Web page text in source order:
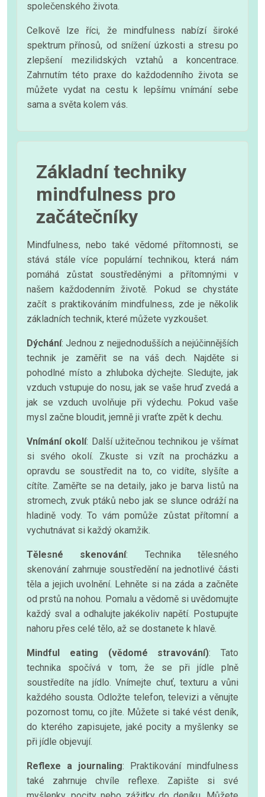
společenského života.
Celkově lze říci, že mindfulness nabízí široké
spektrum přínosů, od snížení úzkosti a stresu po
zlepšení mezilidských vztahů a koncentrace.
Zahrnutím této praxe do každodenního života se
můžete vydat na cestu k lepšímu vnímání sebe
sama a světa kolem vás.
Základní techniky
mindfulness pro
začátečníky
Mindfulness, nebo také vědomé přítomnosti, se
stává stále více populární technikou, která nám
pomáhá zůstat soustředěnými a přítomnými v
našem každodenním životě. Pokud se chystáte
začít s praktikováním mindfulness, zde je několik
základních technik, které můžete vyzkoušet.
Dýchání: Jednou z nejjednodušších a nejúčinnějších
technik je zaměřit se na váš dech. Najděte si
pohodlné místo a zhluboka dýchejte. Sledujte, jak
vzduch vstupuje do nosu, jak se vaše hruď zvedá a
jak se vzduch uvolňuje při výdechu. Pokud vaše
mysl začne bloudit, jemně ji vraťte zpět k dechu.
Vnímání okolí: Další užitečnou technikou je všímat
si svého okolí. Zkuste si vzít na procházku a
opravdu se soustředit na to, co vidíte, slyšíte a
cítíte. Zaměřte se na detaily, jako je barva listů na
stromech, zvuk ptáků nebo jak se slunce odráží na
hladině vody. To vám pomůže zůstat přítomní a
vychutnávat si každý okamžik.
Tělesné skenování: Technika tělesného
skenování zahrnuje soustředění na jednotlivé části
těla a jejich uvolnění. Lehněte si na záda a začněte
od prstů na nohou. Pomalu a vědomě si uvědomujte
každý sval a odhalujte jakékoliv napětí. Postupujte
nahoru přes celé tělo, až se dostanete k hlavě.
Mindful eating (vědomé stravování): Tato
technika spočívá v tom, že se při jídle plně
soustředíte na jídlo. Vnímejte chuť, texturu a vůni
každého sousta. Odložte telefon, televizi a věnujte
pozornost tomu, co jíte. Můžete si také vést deník,
do kterého zapisujete, jaké pocity a myšlenky se
při jídle objevují.
Reflexe a journaling: Praktikování mindfulness
také zahrnuje chvíle reflexe. Zapište si své